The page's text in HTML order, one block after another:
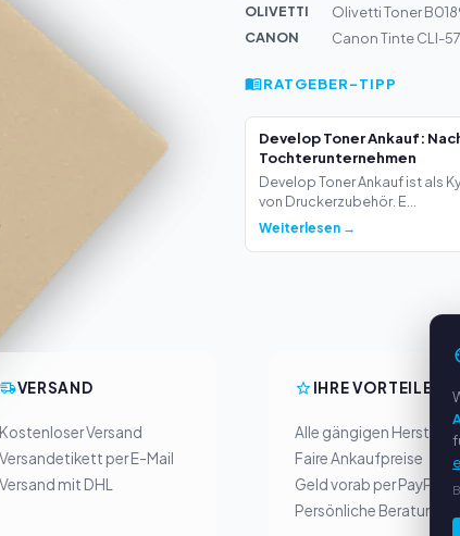
OLIVETTI
Olivetti Toner
CANON
Canon Tinte CLI-
RATGEBER-TIPP
Develop Toner Ankauf:
Tochterunternehmen
Develop Toner Ankauf ist als
von Druckerzubehör. E...
Weiterlesen →
VERSAND
Kostenloser Versand
Versandetikett per E-Mail
Versand mit DHL
IHRE VORTEILE
Alle gängigen Hersteller
Faire Ankaufpreise
Geld vorab per PayPal
Persönliche Beratung